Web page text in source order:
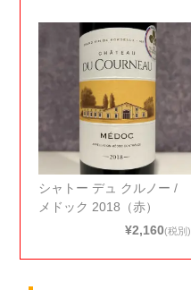
シャトー デュ クルノー /
メドック 2018（赤）
¥2,160(税別)